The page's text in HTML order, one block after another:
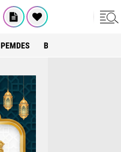
PEMDES BOGOR